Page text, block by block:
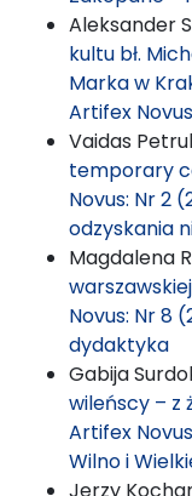
Aleksander
kultu bł.
Marka w
Artifex
Vaidas
temporary
Novus: Nr 2
odzyskania
Magdalena
Novus: Nr 8
dydaktyka
Gabija
wileńscy – z
Artifex
Wilno i